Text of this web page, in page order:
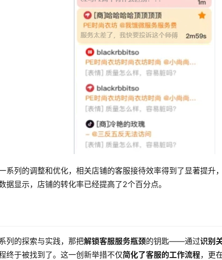
系列的调整和优化，相关店铺的客服接待效率得到了显著提升
据显示，店铺的转化率已经提高了2个百分点。
列的探索与实践，那把解锁客服服务瓶颈的钥匙——通过识别
终于被找到了。这一创新举措不仅简化了客服的工作流程，更